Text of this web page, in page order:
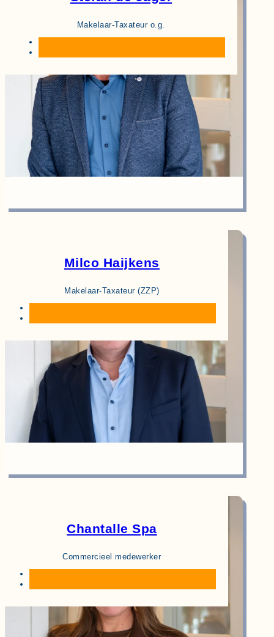
Makelaar-Taxateur o.g.
Milco Haijkens
Makelaar-Taxateur (ZZP)
Chantalle Spa
Commercieel medewerker